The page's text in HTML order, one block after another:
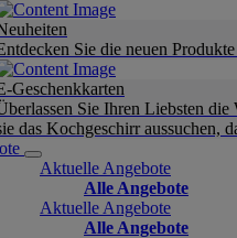
Sie die neuen
Geschenkkarten
Sie Ihren Liebsten die
das Kochgeschirr aussuchen,
Aktuelle Angebote
Alle Angebote
Aktuelle Angebote
Alle Angebote